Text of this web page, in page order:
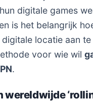
digitale games
is het belangrijk
locatie aan
voor wie wil
.
wereldwijde